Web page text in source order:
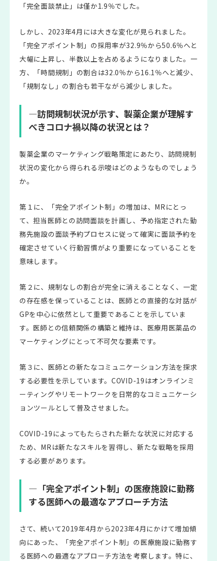
「完全面談禁止」は僅か1.9％でした。
しかし、2023年4月には大きな変化が見られました。
「完全アポイント制」の採用率が32.9％から50.6％へと
大幅に上昇し、半数以上を占めるようになりました。一
方、「時間規制」の割合は32.0％から16.1％へと減少、
「規制なし」の割合も若干ながら減少しました。
―訪問規制状況が示す、製薬企業が理解す
べきコロナ禍以降の状況とは？
製薬企業のマーケティング戦略策定にあたり、訪問規制
状況の変化から得られる示唆はどのようなものでしょう
か。
第１に、「完全アポイント制」の増加は、MRにとっ
て、担当医師との訪問面談を計画し、予め指定された勤
務先施設の面談予約プロセスに従って確実に面談予約を
確定させていく行動習慣がより重要になっていることを
意味します。
第２に、規制なしの割合が完全に消えることなく、一定
の存在感を保っていることは、医師との直接的な対話が
GPを中心に依然として重要であることを示していま
す。医師との信頼関係の構築と維持は、医療用医薬品の
マーケティングにとって不可欠な要素です。
第３に、医師との新たなコミュニケーション方法を探求
する必要性を示しています。COVID-19はオンラインミ
ーティングやリモートワークを日常的なコミュニケーシ
ョンツールとして普及させました。
COVID-19によってもたらされた新たな状況に対応する
ため、MRは新たなスキルを習得し、新たな戦略を採用
する必要があります。
―「完全アポイント制」の医療施設に勤務
する医師への最適なアプローチ方法
さて、続いて2019年4月から2023年4月にかけて増加傾
向にあった、「完全アポイント制」の医療施設に勤務す
る医師への最適なアプローチ方法を考察します。特に、